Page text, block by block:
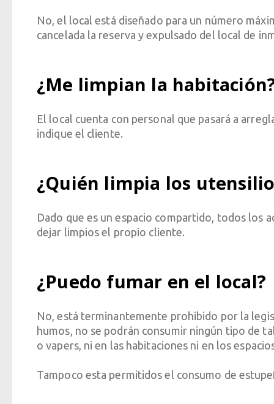
No, el local está diseñado para un número
cancelada la reserva y expulsado del local de
¿Me limpian la
El local cuenta con personal que pasará a
indique el cliente.
¿Quién limpia los
Dado que es un espacio compartido, todos los
dejar limpios el propio cliente.
¿Puedo fumar en el local?
No, está terminantemente prohibido por la
humos, no se podrán consumir ningún tipo de
o vapers, ni en las habitaciones ni en los
Tampoco esta permitidos el consumo de